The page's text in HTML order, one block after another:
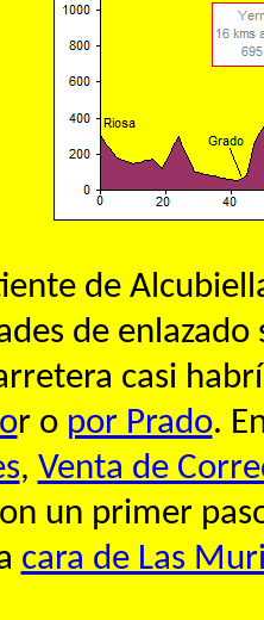
de
de
casi
r o por Prado.
, Venta de
un primer
cara de Las